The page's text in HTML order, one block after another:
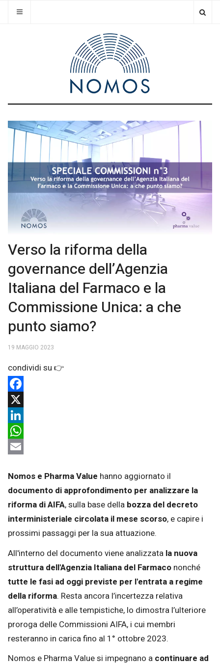
Verso la riforma della
governance dell’Agenzia
Italiana del Farmaco e la
Commissione Unica: a che
punto siamo?
19 MAGGIO 2023
Facebook
X
LinkedIn
WhatsApp
Nomos e Pharma Value hanno aggiornato il
documento di approfondimento per analizzare la
riforma di AIFA, sulla base della bozza del decreto
interministeriale circolata il mese scorso, e capire i
prossimi passaggi per la sua attuazione.
All'interno del documento viene analizzata la nuova
struttura dell'Agenzia Italiana del Farmaco nonché
tutte le fasi ad oggi previste per l'entrata a regime
della riforma. Resta ancora l’incertezza relativa
all’operatività e alle tempistiche, lo dimostra l’ulteriore
proroga delle Commissioni AIFA, i cui membri
resteranno in carica fino al 1° ottobre 2023.
Nomos e Pharma Value si impegnano a continuare ad